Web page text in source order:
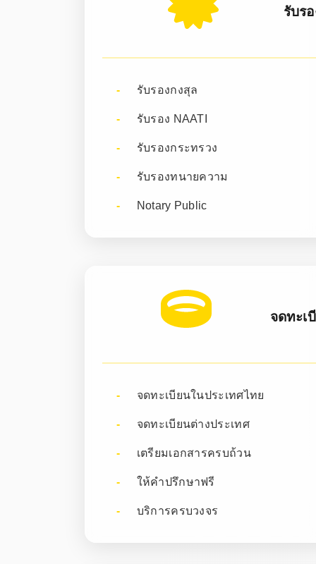
รับร
รับรองกงสุล
รับรอง NAATI
รับรองกระทรวง
รับรองทนายความ
Notary Public
จดทะเ
จดทะเบียนในประเทศไทย
จดทะเบียนต่างประเทศ
เตรียมเอกสารครบถ้วน
ให้คำปรึกษาฟรี
บริการครบวงจร